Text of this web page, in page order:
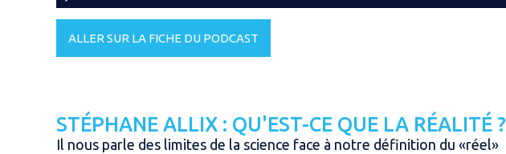
ALLER SUR LA FICHE DU PODCAST
STÉPHANE ALLIX : QU'EST-CE QUE LA RÉALITÉ ?
Il nous parle des limites de la science face à notre définition du «réel»